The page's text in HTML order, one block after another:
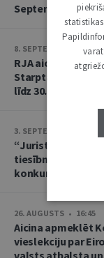
Septembra
8. SEPTEMBRIS • 13:13
RJA aicina
Starptautisko
līdz 30. septembrim
3. SEPTEMBRIS • 16:01
“Jurista Vārds”
tiesībniekus
konkursam!
26. AUGUSTS • 16:45
Aicina apmeklēt
vieslekciju par
valsts atbalsta